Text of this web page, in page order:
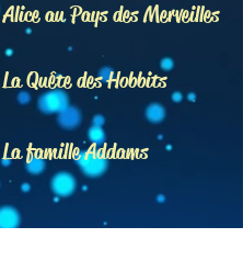
Alice au Pays des Merveilles
La Quête des Hobbits
La famille Addams